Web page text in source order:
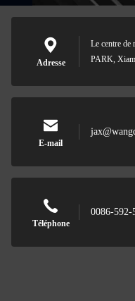
Adresse
Le centre
PARK,
E-mail
Téléphone
0086-592-